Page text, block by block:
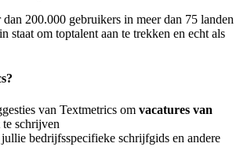
200.000 gebruikers in meer dan 75 landen
staat om toptalent aan te trekken en echt als
van Textmetrics om vacatures van
te schrijven
bedrijfsspecifieke schrijfgids en andere